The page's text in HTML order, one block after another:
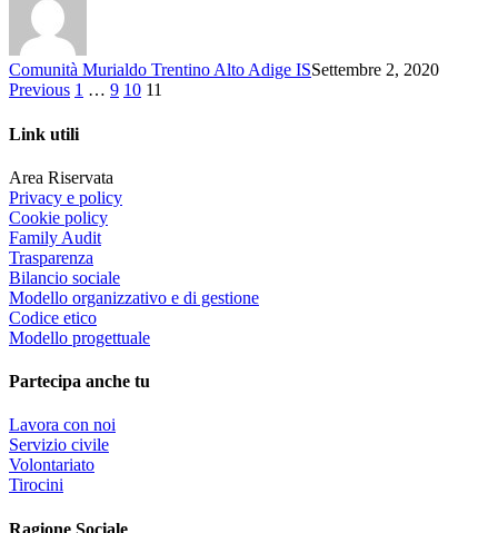
Comunità Murialdo Trentino Alto Adige ISSettembre 2, 2020
Previous 1 … 9 10 11
Link utili
Area Riservata
Privacy e policy
Cookie policy
Family Audit
Trasparenza
Bilancio sociale
Modello organizzativo e di gestione
Codice etico
Modello progettuale
Partecipa anche tu
Lavora con noi
Servizio civile
Volontariato
Tirocini
Ragione Sociale